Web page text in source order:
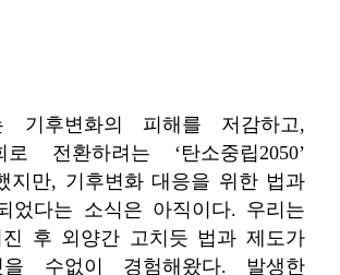
기후변화의 피해를 저감하고,
전환하려는 ‘탄소중립2050’
지만, 기후변화 대응을 위한 법과
었다는 소식은 아직이다. 우리는
후 외양간 고치듯 법과 제도가
을 수없이 경험해왔다. 발생한